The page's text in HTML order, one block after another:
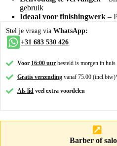
gebruik
Ideaal voor finishingwerk –
Stel je vraag via WhatsApp:
+31 683 530 426
Voor 16:00 uur besteld is morgen in huis
Gratis verzending vanaf 75.00
Als lid veel extra voordelen
Barber of